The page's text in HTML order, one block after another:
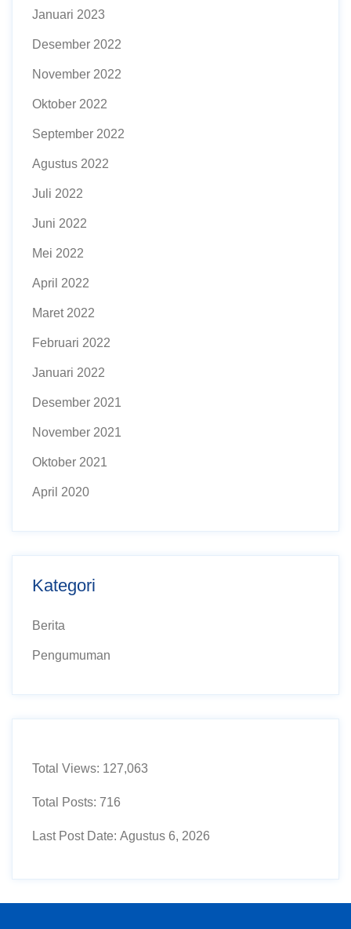
Januari 2023
Desember 2022
November 2022
Oktober 2022
September 2022
Agustus 2022
Juli 2022
Juni 2022
Mei 2022
April 2022
Maret 2022
Februari 2022
Januari 2022
Desember 2021
November 2021
Oktober 2021
April 2020
Kategori
Berita
Pengumuman
Total Views: 127,063
Total Posts: 716
Last Post Date: Agustus 6, 2026